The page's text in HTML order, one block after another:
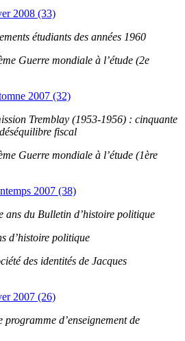
2008 (33)
étudiants des années 1960
Guerre mondiale à l’étude (2e
2007 (32)
Tremblay (1953-1956) : cinquante
fiscal
Guerre mondiale à l’étude (1ère
2007 (38)
ans du Bulletin d’histoire politique
d’histoire politique
des identités de Jacques
2007 (26)
programme d’enseignement de